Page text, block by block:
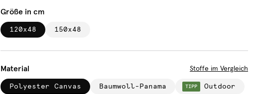
Größe in cm
120x48 150x48
Material Stoffe im Vergleich
Polyester Canvas Baumwoll-Panama TIPP Outdoor